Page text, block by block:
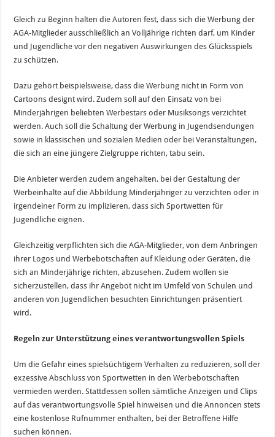
Gleich zu Beginn halten die Autoren fest, dass sich die Werbung der
AGA-Mitglieder ausschließlich an Volljährige richten darf, um Kinder
und Jugendliche vor den negativen Auswirkungen des Glücksspiels
zu schützen.
Dazu gehört beispielsweise, dass die Werbung nicht in Form von
Cartoons designt wird. Zudem soll auf den Einsatz von bei
Minderjährigen beliebten Werbestars oder Musiksongs verzichtet
werden. Auch soll die Schaltung der Werbung in Jugendsendungen
sowie in klassischen und sozialen Medien oder bei Veranstaltungen,
die sich an eine jüngere Zielgruppe richten, tabu sein.
Die Anbieter werden zudem angehalten, bei der Gestaltung der
Werbeinhalte auf die Abbildung Minderjähriger zu verzichten oder in
irgendeiner Form zu implizieren, dass sich Sportwetten für
Jugendliche eignen.
Gleichzeitig verpflichten sich die AGA-Mitglieder, von dem Anbringen
ihrer Logos und Werbebotschaften auf Kleidung oder Geräten, die
sich an Minderjährige richten, abzusehen. Zudem wollen sie
sicherzustellen, dass ihr Angebot nicht im Umfeld von Schulen und
anderen von Jugendlichen besuchten Einrichtungen präsentiert
wird.
Regeln zur Unterstützung eines verantwortungsvollen Spiels
Um die Gefahr eines spielsüchtigem Verhalten zu reduzieren, soll der
exzessive Abschluss von Sportwetten in den Werbebotschaften
vermieden werden. Stattdessen sollen sämtliche Anzeigen und Clips
auf das verantwortungsvolle Spiel hinweisen und die Annoncen stets
eine kostenlose Rufnummer enthalten, bei der Betroffene Hilfe
suchen können.